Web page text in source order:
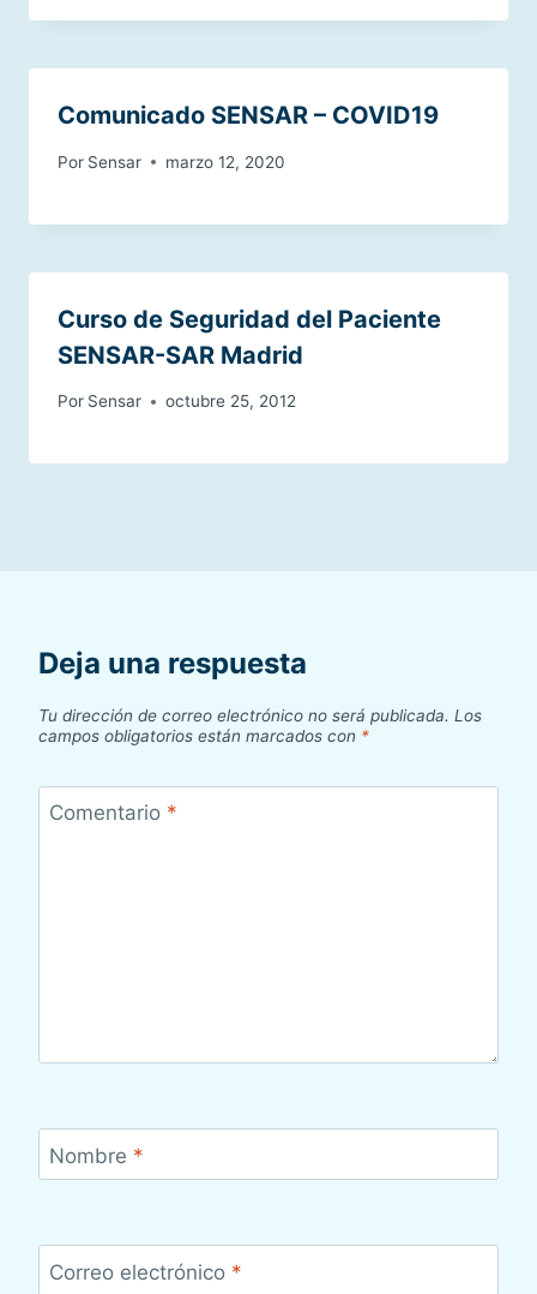
Comunicado SENSAR – COVID19
Por Sensar marzo 12, 2020
Curso de Seguridad del Paciente
SENSAR-SAR Madrid
Por Sensar octubre 25, 2012
Deja una respuesta
Tu dirección de correo electrónico no será publicada. Los
campos obligatorios están marcados con *
Comentario *
Nombre *
Correo electrónico *